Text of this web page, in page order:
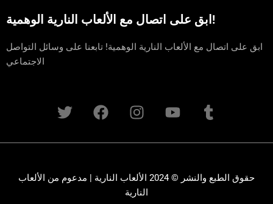
ابق على اتصال مع الألعاب النارية الوهمية!
ابق على اتصال مع الألعاب النارية الوهمية! تابعنا على وسائل التواصل
الاجتماعي
T
w
t
e
F
a
e
o
I
n
t
g
r
Y
o
t
b
T
u
b
r
حقوق الطبع والنشر © 2024 الألعاب النارية | مدعوم من الألعاب
النارية